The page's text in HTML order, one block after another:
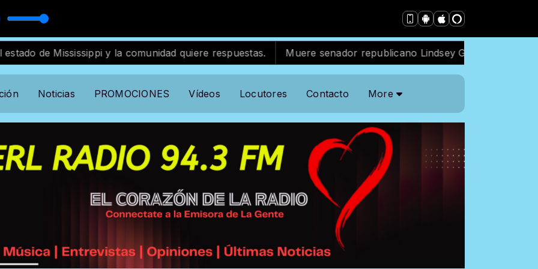
y la comunidad quiere respuestas. Muere senador republicano Lindsey Graham, estrecho aliado
Noticias PROMOCIONES Vídeos Locutores Contacto More